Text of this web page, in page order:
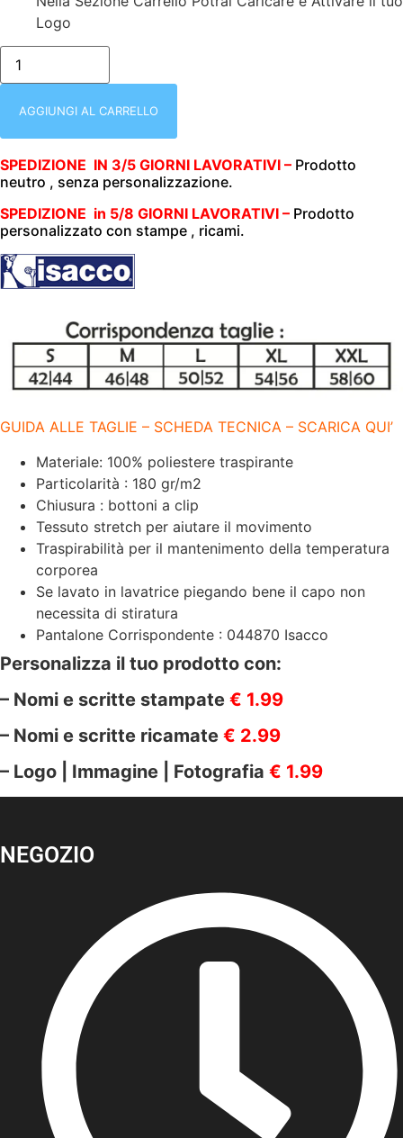
Logo
ISACCO
055070
|
UOMO
CORFU'
POLSO
CON
|
BIANCO
|
ELASTICIZZATO
|
BOHEME
AGGIUNGI AL CARRELLO
SPEDIZIONE IN 3/5 GIORNI LAVORATIVI – Prodotto
neutro , senza personalizzazione.
SPEDIZIONE in 5/8 GIORNI LAVORATIVI – Prodotto
personalizzato con stampe , ricami.
GUIDA ALLE TAGLIE – SCHEDA TECNICA – SCARICA QUI’
Materiale: 100% poliestere traspirante
Particolarità : 180 gr/m2
Chiusura : bottoni a clip
Tessuto stretch per aiutare il movimento
Traspirabilità per il mantenimento della temperatura
corporea
Se lavato in lavatrice piegando bene il capo non
necessita di stiratura
Pantalone Corrispondente : 044870 Isacco
Personalizza il tuo prodotto con:
– Nomi e scritte stampate € 1.99
– Nomi e scritte ricamate € 2.99
– Logo | Immagine | Fotografia € 1.99
NEGOZIO